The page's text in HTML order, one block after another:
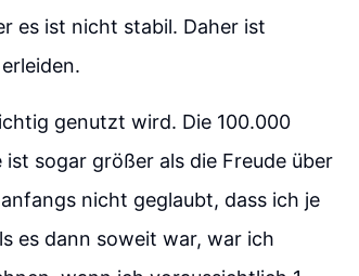
es ist nicht stabil. Daher ist
genutzt wird. Die 100.000
sogar größer als die Freude über
nicht geglaubt, dass ich je
es dann soweit war, war ich